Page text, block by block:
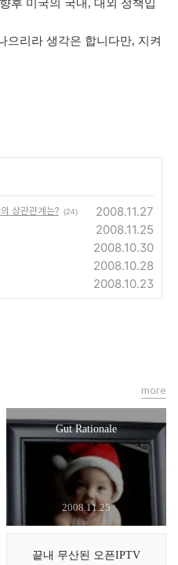
후 미국의 국내, 대외 정책입
으리라 생각은 합니다만, 지켜
상관관계는? (24) 2008.11.27
2008.11.25
2008.10.30
2008.10.28
2008.10.23
Gut Rationale
2008.11.25
끝내 무산된 오픈IPTV
more